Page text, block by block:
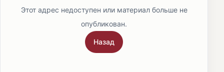
Этот адрес недоступен или материал больше не
опубликован.
Назад